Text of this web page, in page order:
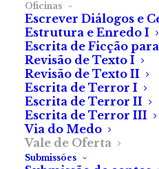
Oficinas
Escrever Diálogos e
Estrutura e Enredo I
Escrita de Ficção
Revisão de Texto I
Revisão de Texto II
Escrita de Terror I
Escrita de Terror II
Escrita de Terror III
Via do Medo
Vale de Oferta
Submissões
19.00€ (com IVA)
Este vale de oferta pode
uma das sessões da Via do
Basta enviar-nose-mailpara
terror.comcom este vale em
sessão pretendida e um